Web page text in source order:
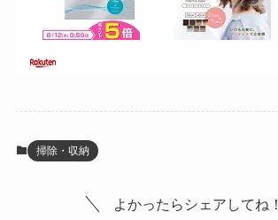
掃除・収納
よかったらシェアしてね！